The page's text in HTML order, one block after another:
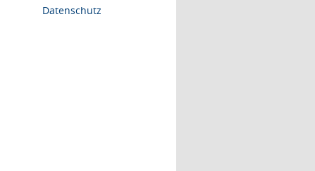
Datenschutz